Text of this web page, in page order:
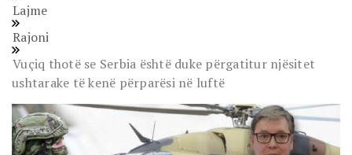
Lajme
Rajoni
Vuçiq thotë se Serbia është duke përgatitur njësitet
ushtarake të kenë përparësi në luftë